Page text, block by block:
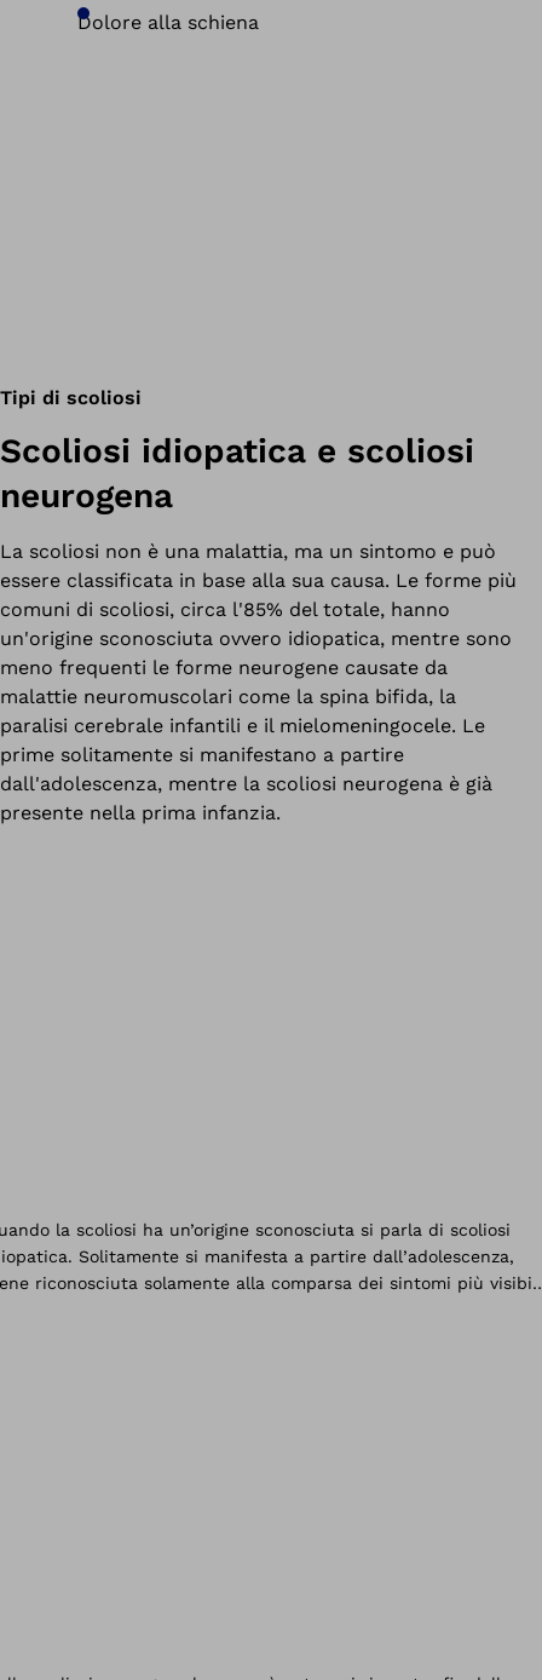
Dolore alla schiena
Tipi di scoliosi
Scoliosi idiopatica e scoliosi
neurogena
La scoliosi non è una malattia, ma un sintomo e può
essere classificata in base alla sua causa. Le forme più
comuni di scoliosi, circa l'85% del totale, hanno
un'origine sconosciuta ovvero idiopatica, mentre sono
meno frequenti le forme neurogene causate da
malattie neuromuscolari come la spina bifida, la
paralisi cerebrale infantili e il mielomeningocele. Le
prime solitamente si manifestano a partire
dall'adolescenza, mentre la scoliosi neurogena è già
presente nella prima infanzia.